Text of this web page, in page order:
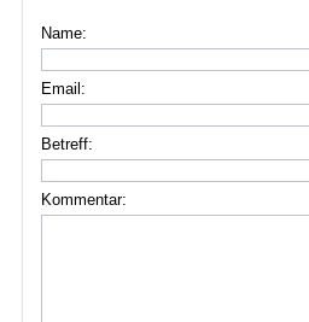
Name:
Email:
Betreff:
Kommentar: